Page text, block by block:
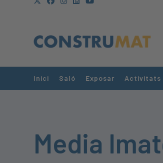
Inici Saló Exposar Activitats
Media